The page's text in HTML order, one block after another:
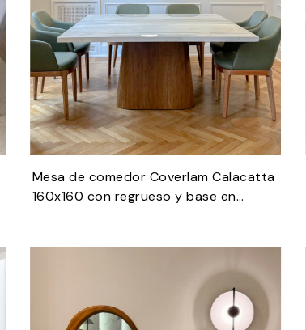
Mesa de comedor Coverlam Calacatta
160x160 con regrueso y base en